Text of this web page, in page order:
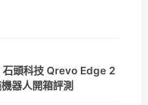
石頭科技 Qrevo Edge 2
器人開箱評測